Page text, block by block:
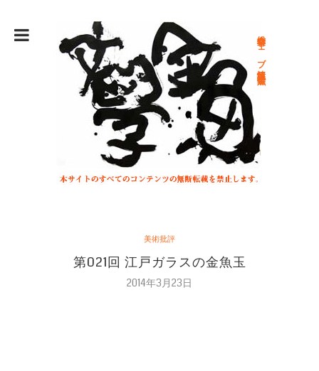
総合文学ウェブ情報誌 文学金魚
美術批評
第021回 江戸ガラスの金魚玉
2014年3月23日